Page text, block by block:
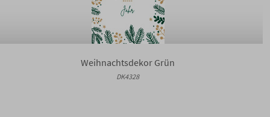
Weihnachtsdekor Grün
DK4328